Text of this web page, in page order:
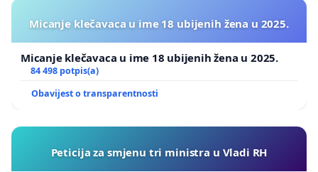
Micanje klečavaca u ime 18 ubijenih žena u 2025.
Micanje klečavaca u ime 18 ubijenih žena u 2025.
84 498 potpis(a)
Obavijest o transparentnosti
Peticija za smjenu tri ministra u Vladi RH